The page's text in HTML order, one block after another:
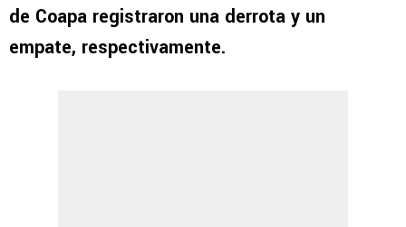
de Coapa registraron una derrota y un
empate, respectivamente.